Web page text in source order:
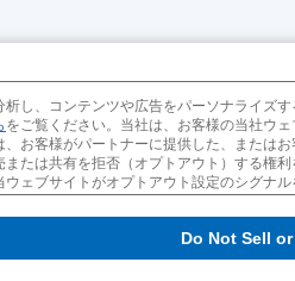
析し、コンテンツや広告をパーソナライズ
をご覧ください。当社は、お客様の当社ウ
お客様がパートナーに提供した、または
または共有を拒否（オプトアウト）する権
する
Do Not Sell